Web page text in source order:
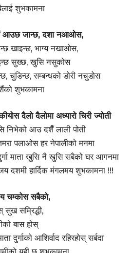
शुभकामना
जान्छ, दशा नआओस,
खाइन्छ, भाग्य नखाओस,
सुख्छ, खुसि नसुकोस
चुडिन्छ, सम्बन्धको डोरी नचुडोस
शुभकामना
दैलो दैलोमा अध्यारो चिरी ज्योती
निभेको आउ दशैँ लाली पोती
पलाओस हर नेपालीको मनमा
माता खुसि नै खुसि सबैको घर आगनमा
दशमी हार्दिक मंगलमय शुभकामना !!!
चम्कोस सबैको,
सुख सम्रिद्धी,
बास होस्
दुर्गाको आशिर्वाद रहिरहोस् सर्बदा